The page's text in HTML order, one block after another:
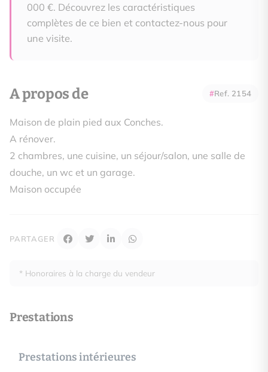
000 €. Découvrez les caractéristiques
complètes de ce bien et contactez-nous pour
une visite.
A propos de Ref. 2154
Maison de plain pied aux Conches.
A rénover.
2 chambres, une cuisine, un séjour/salon, une salle de
douche, un wc et un garage.
Maison occupée
PARTAGER
* Honoraires à la charge du vendeur
Prestations
Prestations intérieures